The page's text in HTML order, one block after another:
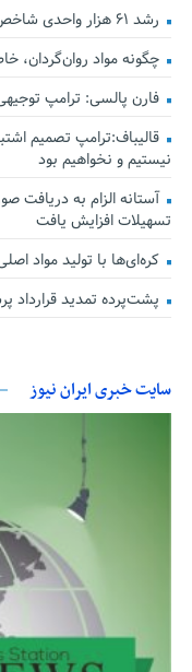
رشد ۶۱ هزار واحدی شاخص بورس
چگونه مواد روان‌گردان،
فارن پالسی: ترامپ
قالیباف:ترامپ تصمیم
نیستیم و نخواهیم بود
تسهیلات افزایش یافت
کره‌ای‌ها با تولید مواد
پشت‌پرده تمدید قرارداد
سایت خبری ایران نیوز